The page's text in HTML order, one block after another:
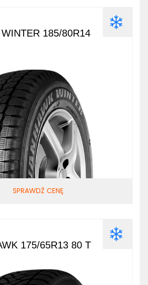
185/80R14
SPRAWDŹ CENĘ
175/65R13 80 T